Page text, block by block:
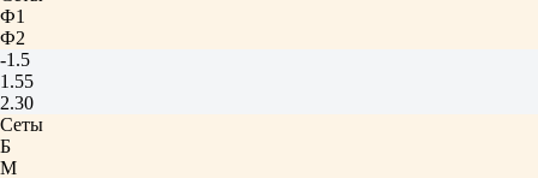
Ф1
Ф2
-1.5
1.55
2.30
Сеты
Б
М